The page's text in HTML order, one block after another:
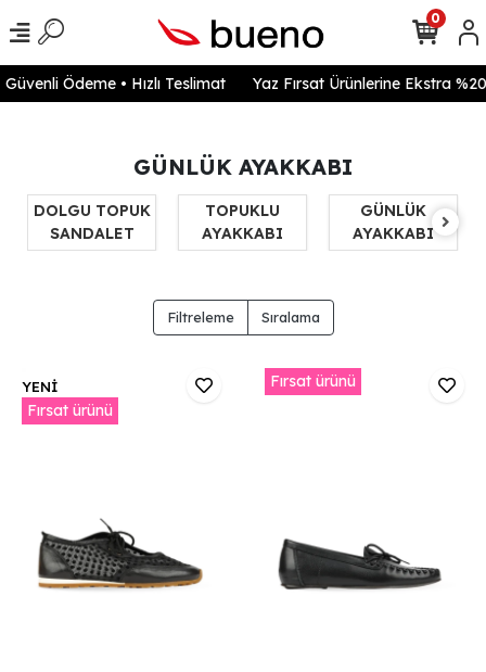
Ödeme • Hızlı Teslimat Yaz Fırsat Ürünlerine Ekstra %20
0
GÜNLÜK AYAKKABI
DOLGU TOPUK
SANDALET
TOPUKLU
AYAKKABI
GÜNLÜK
AYAKKABI
Filtreleme Sıralama
YENİ
Fırsat ürünü
Fırsat ürünü